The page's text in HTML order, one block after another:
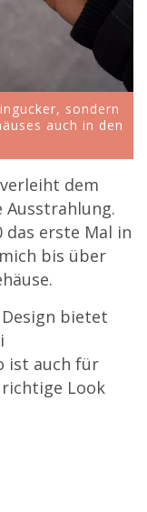
sondern
auch in den
dem
das erste Mal in
bis über
bietet
ist auch für
richtige Look